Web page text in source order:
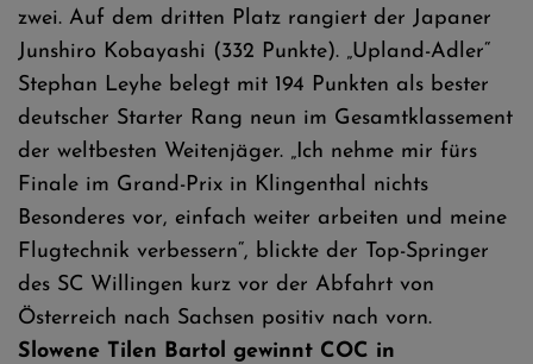
zwei. Auf dem dritten Platz rangiert der Japaner
Junshiro Kobayashi (332 Punkte). „Upland-Adler“
Stephan Leyhe belegt mit 194 Punkten als bester
deutscher Starter Rang neun im Gesamtklassement
der weltbesten Weitenjäger. „Ich nehme mir fürs
Finale im Grand-Prix in Klingenthal nichts
Besonderes vor, einfach weiter arbeiten und meine
Flugtechnik verbessern“, blickte der Top-Springer
des SC Willingen kurz vor der Abfahrt von
Österreich nach Sachsen positiv nach vorn.
Slowene Tilen Bartol gewinnt COC in